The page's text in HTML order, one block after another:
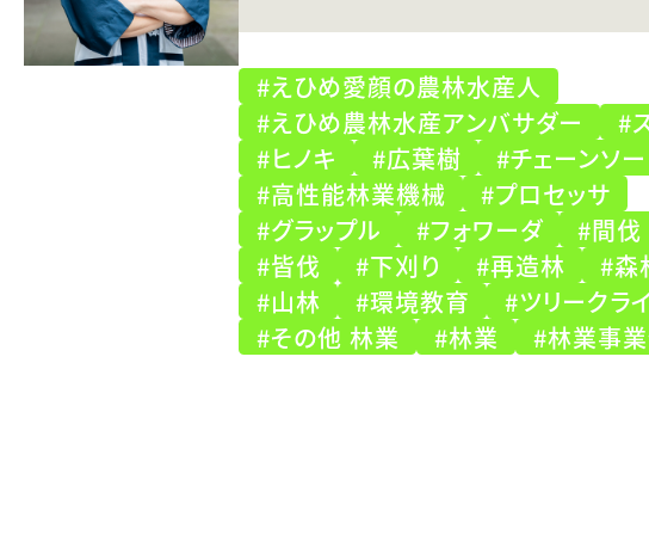
#えひめ愛顔の農林水産人
#えひめ農林水産アンバサダー
#
#ヒノキ
#広葉樹
#チェーンソー
#高性能林業機械
#プロセッサ
#グラップル
#フォワーダ
#間伐
#皆伐
#下刈り #再造林
#森
#山林
#環境教育
#ツリークラ
#その他 林業
#林業 #林業事